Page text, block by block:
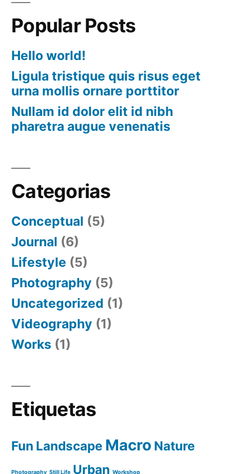
Popular Posts
Hello world!
Ligula tristique quis risus eget
urna mollis ornare porttitor
Nullam id dolor elit id nibh
pharetra augue venenatis
Categorias
Conceptual (5)
Journal (6)
Lifestyle (5)
Photography (5)
Uncategorized (1)
Videography (1)
Works (1)
Etiquetas
Fun Landscape Macro Nature
Photography Still Life Urban Workshop